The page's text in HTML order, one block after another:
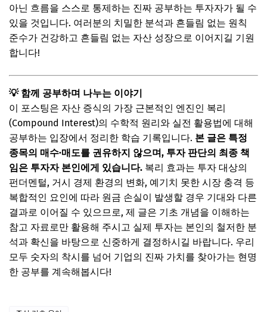
아닌 흐름을 스스로 통제하는 진짜 공부하는 투자자가 될 수
있을 것입니다. 여러분의 치밀한 분석과 흔들림 없는 원칙
준수가 건강하고 흔들림 없는 자산 성장으로 이어지길 기원
합니다!
💡 함께 공부하며 나누는 이야기
이 포스팅은 자산 증식의 가장 근본적인 엔진인 복리
(Compound Interest)의 수학적 원리와 실전 활용법에 대해
공부하는 입장에서 정리한 학습 기록입니다. 본 글은 특정
종목의 매수·매도를 권유하지 않으며, 투자 판단의 최종 책
임은 투자자 본인에게 있습니다. 복리 효과는 투자 대상의
펀더멘털, 거시 경제 환경의 변화, 예기치 못한 시장 충격 등
복합적인 요인에 따라 원금 손실이 발생할 경우 기대와 다른
결과로 이어질 수 있으므로, 제 글은 기초 개념을 이해하는
참고 자료로만 활용해 주시고 실제 투자는 본인의 철저한 분
석과 확신을 바탕으로 신중하게 결정하시길 바랍니다. 우리
모두 숫자의 착시를 넘어 기업의 진짜 가치를 찾아가는 현명
한 공부를 계속해봅시다!